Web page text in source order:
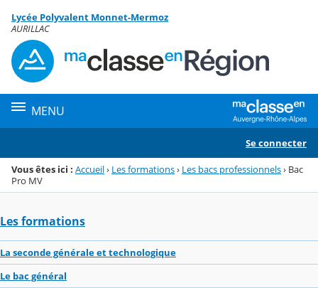
Menu de la rubrique
Contenu
Lycée Polyvalent Monnet-Mermoz
AURILLAC
MENU
Se connecter
Vous êtes ici : Accueil› Les formations› Les bacs professionnels› Bac
Pro MV
Les formations
La seconde générale et technologique
Le bac général